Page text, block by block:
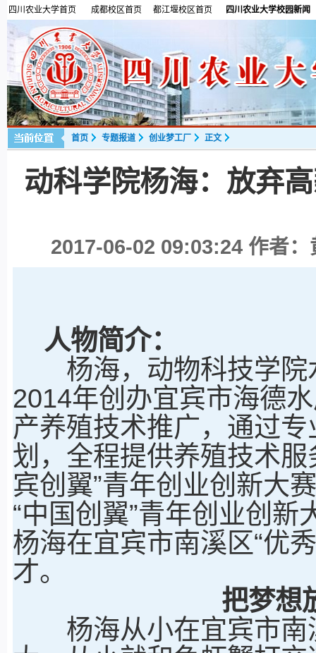
四川农业大学首页 成都校区首页 都江堰校区首页 四川农业大学校园新闻
首页 专题报道 创业梦工厂 正文
动科学院杨海：放弃
2017-06-02 09:03:24作者：
人物简介：
杨海，动物科技学院
2014年创办宜宾市海德
产养殖技术推广，通过
划，全程提供养殖技术
宾创翼”青年创业创新大
“中国创翼”青年创业创新
杨海在宜宾市南溪区“优
才。
把梦想
杨海从小在宜宾市南